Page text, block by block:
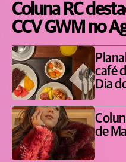
Coluna RC
CCV GWM no
café
Dia
de